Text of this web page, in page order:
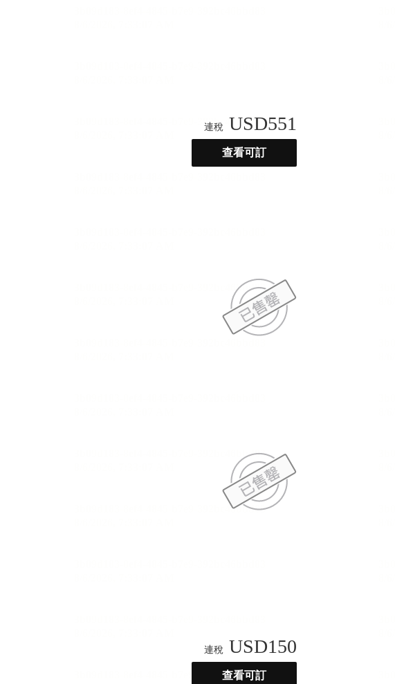
連稅 USD551
查看可訂
連稅 USD150
查看可訂